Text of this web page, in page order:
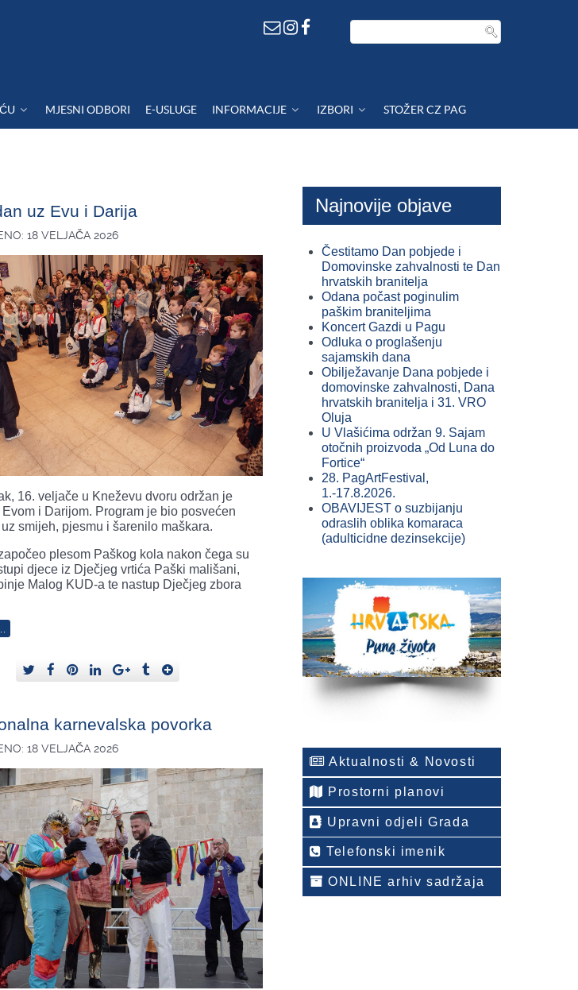
MJESNI ODBORI E-USLUGE INFORMACIJE IZBORI STOŽER CZ PAG
uz Evu i Darija
18 VELJAČA 2026
16. veljače u Kneževu dvoru održan je
i Darijom. Program je bio posvećen
smijeh, pjesmu i šarenilo maškara.
plesom Paškog kola nakon čega su
djece iz Dječjeg vrtića Paški mališani,
Malog KUD-a te nastup Dječjeg zbora
karnevalska povorka
18 VELJAČA 2026
Najnovije objave
Čestitamo Dan pobjede i
Domovinske zahvalnosti te Dan
hrvatskih branitelja
Odana počast poginulim
paškim braniteljima
Koncert Gazdi u Pagu
Odluka o proglašenju
sajamskih dana
Obilježavanje Dana pobjede i
domovinske zahvalnosti, Dana
hrvatskih branitelja i 31. VRO
Oluja
U Vlašićima održan 9. Sajam
otočnih proizvoda „Od Luna do
Fortice“
28. PagArtFestival,
1.-17.8.2026.
OBAVIJEST o suzbijanju
odraslih oblika komaraca
(adulticidne dezinsekcije)
Aktualnosti & Novosti
Prostorni planovi
Upravni odjeli Grada
Telefonski imenik
ONLINE arhiv sadržaja